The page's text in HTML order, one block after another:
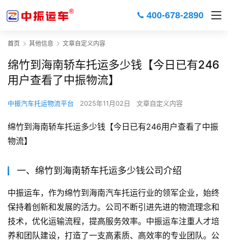
400-678-2890
首页 其他信息 文章自定义内容
绵竹到海南轿车托运多少钱【今日已有246
用户查看了中振物流】
中振汽车托运物流平台 2025年11月02日 文章自定义内容
绵竹到海南轿车托运多少钱【今日已有246用户查看了中振
物流】
一、绵竹到海南轿车托运多少钱公司介绍
中振运车，作为绵竹到海南汽车托运行业的领军企业，始终
保持着创新和发展的活力。公司不断引进先进的物流理念和
技术，优化运输流程，提高服务效率。中振运车注重人才培
养和团队建设，打造了一支高素质、高效率的专业团队。公